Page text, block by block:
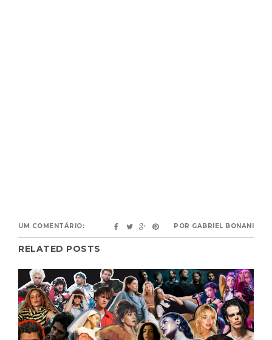
UM COMENTÁRIO: POR GABRIEL BONANI
RELATED POSTS